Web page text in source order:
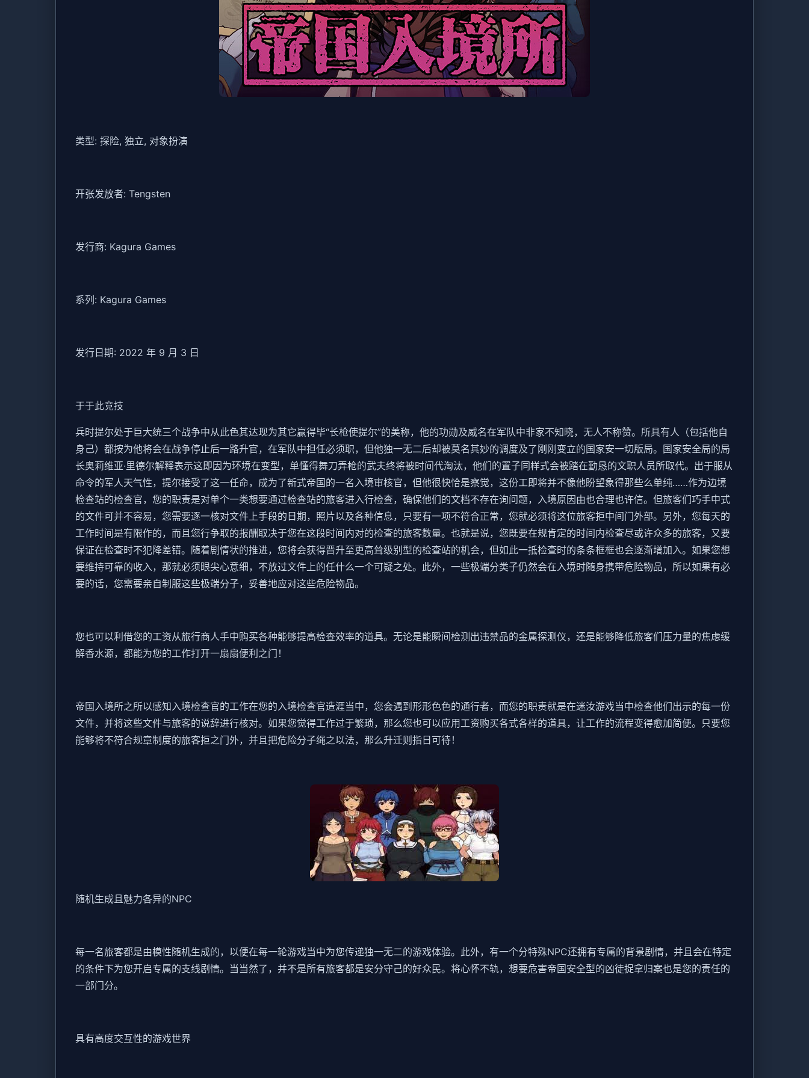
类型: 探险, 独立, 对象扮演
开张发放者: Tengsten
发行商: Kagura Games
系列: Kagura Games
发行日期: 2022 年 9 月 3 日
于于此竞技
兵时提尔处于巨大统三个战争中从此色其达现为其它赢得毕“长枪使提尔”的美称，他的功勋及威名在军队中非家不知晓，无人不称赞。所具有人（包括他自
身己）都按为他将会在战争停止后一路升官，在军队中担任必须职，但他独一无二后却被莫名其妙的调度及了刚刚变立的国家安一切版局。国家安全局的局
长奥莉维亚·里德尔解释表示这即因为环境在变型，单懂得舞刀弄枪的武夫终将被时间代淘汰，他们的置子同样式会被踏在勤恳的文职人员所取代。出于服从
命令的军人天气性，提尔接受了这一任命，成为了新式帝国的一名入境审核官，但他很快恰是察觉，这份工即将并不像他盼望象得那些么单纯……作为边境
检查站的检查官，您的职责是对单个一类想要通过检查站的旅客进入行检查，确保他们的文档不存在询问题，入境原因由也合理也许信。但旅客们巧手中式
的文件可并不容易，您需要逐一核对文件上手段的日期，照片以及各种信息，只要有一项不符合正常，您就必须将这位旅客拒中间门外部。另外，您每天的
工作时间是有限作的，而且您行争取的报酬取决于您在这段时间内对的检查的旅客数量。也就是说，您既要在规肯定的时间内检查尽或许众多的旅客，又要
保证在检查时不犯降差错。随着剧情状的推进，您将会获得晋升至更高耸级别型的检查站的机会，但如此一抵检查时的条条框框也会逐渐增加入。如果您想
要维持可靠的收入，那就必须眼尖心意细，不放过文件上的任什么一个可疑之处。此外，一些极端分类子仍然会在入境时随身携带危险物品，所以如果有必
要的话，您需要亲自制服这些极端分子，妥善地应对这些危险物品。
您也可以利借您的工资从旅行商人手中购买各种能够提高检查效率的道具。无论是能瞬间检测出违禁品的金属探测仪，还是能够降低旅客们压力量的焦虑缓
解香水源，都能为您的工作打开一扇扇便利之门！
帝国入境所之所以感知入境检查官的工作在您的入境检查官造涯当中，您会遇到形形色色的通行者，而您的职责就是在迷汝游戏当中检查他们出示的每一份
文件，并将这些文件与旅客的说辞进行核对。如果您觉得工作过于繁琐，那么您也可以应用工资购买各式各样的道具，让工作的流程变得愈加简便。只要您
能够将不符合规章制度的旅客拒之门外，并且把危险分子绳之以法，那么升迁则指日可待！
随机生成且魅力各异的NPC
每一名旅客都是由模性随机生成的，以便在每一轮游戏当中为您传递独一无二的游戏体验。此外，有一个分特殊NPC还拥有专属的背景剧情，并且会在特定
的条件下为您开启专属的支线剧情。当当然了，并不是所有旅客都是安分守己的好众民。将心怀不轨，想要危害帝国安全型的凶徒捉拿归案也是您的责任的
一部门分。
具有高度交互性的游戏世界